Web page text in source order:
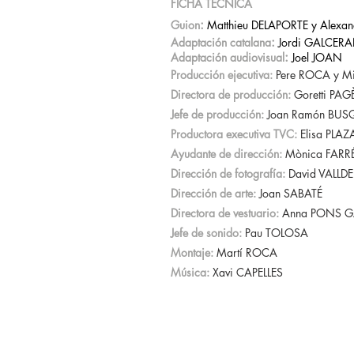
FICHA TÉCNICA
Guion: Matthieu DELAPORTE y
Adaptación catalana: Jordi
Adaptación audiovisual: Joel JOAN
Producción ejecutiva: Pere ROCA y
Directora de producción: Goretti
Jefe de producción:Joan Ramón
Productora executiva TVC: Elisa
Ayudante de dirección: Mònica
Dirección de fotografía: David
Dirección de arte:Joan SABATÉ
Directora de vestuario: Anna PONS
Jefe de sonido: Pau TOLOSA
Montaje: Martí ROCA
Música: Xavi CAPELLES